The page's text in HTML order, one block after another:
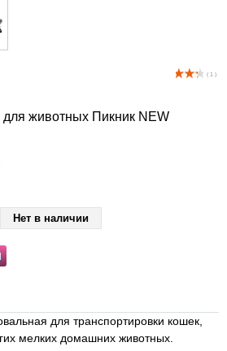
( 1 )
для животных Пикник NEW
Нет в наличии
для транспортировки кошек,
мелких домашних животных.
ветеринарные диеты
та витратні